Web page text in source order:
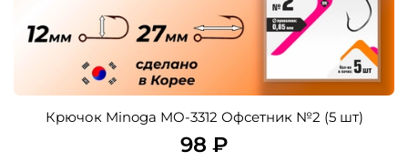
Крючок Minoga MO-3312 Офсетник №2 (5 шт)
98 ₽